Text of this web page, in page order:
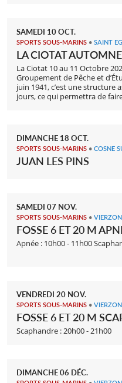
SAMEDI 10OCT.
SPORTS SOUS-MARINS • SAINT
LA CIOTAT AUTOMNE
La Ciotat 10 au 11 Octobre
Groupement de Pêche et
juin 1941, c’est une structure
jours, ce qui permettra de
DIMANCHE 18 OCT.
SPORTS SOUS-MARINS • COSNE
JUAN LES PINS
SAMEDI 07 NOV.
SPORTS SOUS-MARINS • VIERZON
FOSSE 6 ET 20 M
Apnée : 10h00 - 11h00
VENDREDI 20 NOV.
SPORTS SOUS-MARINS • VIERZON
FOSSE 6 ET 20 M
Scaphandre : 20h00 - 21h00
DIMANCHE06 DÉC.